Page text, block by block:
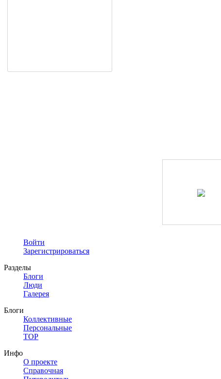
Войти
Зарегистрироваться
Разделы
Блоги
Люди
Галерея
Блоги
Коллективные
Персональные
TOP
Инфо
О проекте
Справочная